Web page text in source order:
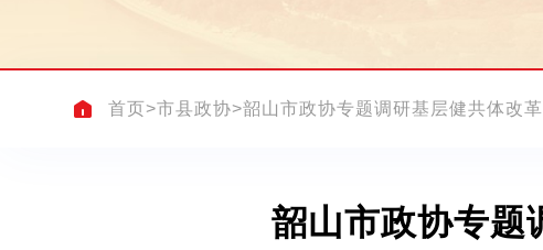
首页>市县政协>韶山市政协专题调研基层健共体改革
韶山市政协专题